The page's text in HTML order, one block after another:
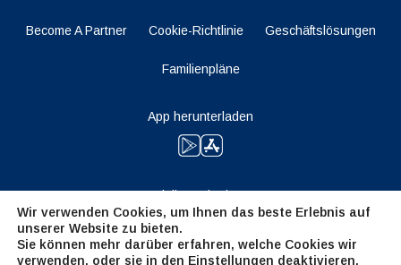
Become A Partner Cookie-Richtlinie Geschäftslösungen
Familienpläne
App herunterladen
Bleiben Sie dran
Wir verwenden Cookies, um Ihnen das beste Erlebnis auf
unserer Website zu bieten.
Sie können mehr darüber erfahren, welche Cookies wir
verwenden, oder sie in den Einstellungen deaktivieren.